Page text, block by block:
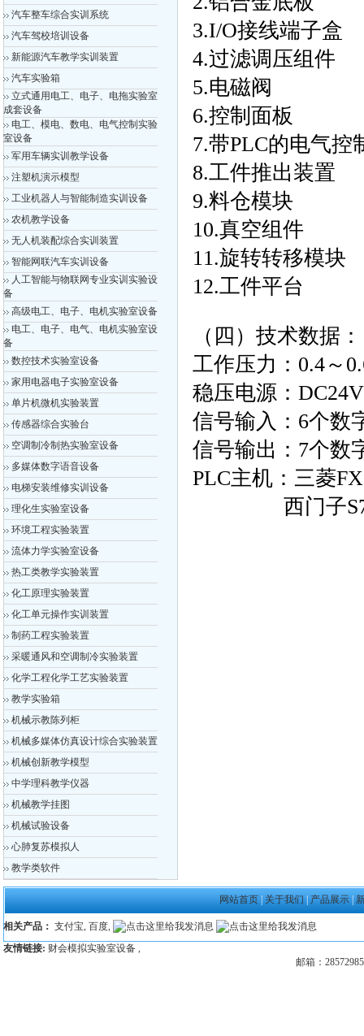
汽车整车综合实训系统
汽车驾校培训设备
新能源汽车教学实训装置
汽车实验箱
立式通用电工、电子、电拖实验室
成套设备
电工、模电、数电、电气控制实验
室设备
军用车辆实训教学设备
注塑机演示模型
工业机器人与智能制造实训设备
农机教学设备
无人机装配综合实训装置
智能网联汽车实训设备
人工智能与物联网专业实训实验设
备
高级电工、电子、电机实验室设备
电工、电子、电气、电机实验室设
备
数控技术实验室设备
家用电器电子实验室设备
单片机微机实验装置
传感器综合实验台
空调制冷制热实验室设备
多媒体数字语音设备
电梯安装维修实训设备
理化生实验室设备
环境工程实验装置
流体力学实验室设备
热工类教学实验装置
化工原理实验装置
化工单元操作实训装置
制药工程实验装置
采暖通风和空调制冷实验装置
化学工程化学工艺实验装置
教学实验箱
机械示教陈列柜
机械多媒体仿真设计综合实验装置
机械创新教学模型
中学理科教学仪器
机械教学挂图
机械试验设备
心肺复苏模拟人
教学类软件
3.I/O接线端子盒
4.过滤调压组件
5.电磁阀
6.控制面板
7.带PLC的电气控
8.工件推出装置
9.料仓模块
10.真空组件
11.旋转转移模块
12.工件平台
（四）技术数据：
工作压力：0.4～
稳压电源：DC24V
信号输入：6个数
信号输出：7个数
PLC主机：三菱
西门子S7系
网站首页 关于我们 产品展示
相关产品： 支付宝, 百度,
友情链接: 财会模拟实验室设备 ,
邮箱：